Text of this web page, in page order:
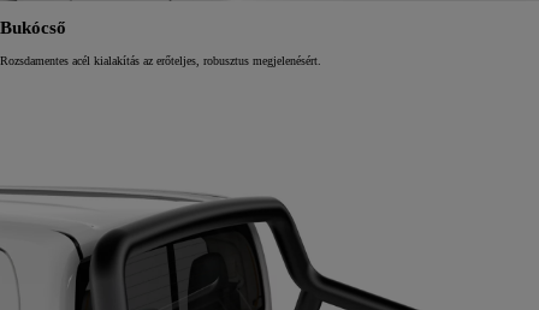
Bukócső
Rozsdamentes acél kialakítás az erőteljes, robusztus megjelenésért.